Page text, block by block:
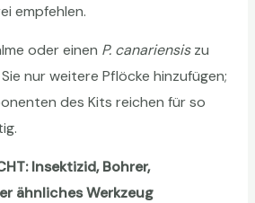
empfehlen.
oder einen P. canariensiszu
nur weitere Pflöcke hinzufügen;
des Kits reichen für so
Insektizid, Bohrer,
ähnliches Werkzeug